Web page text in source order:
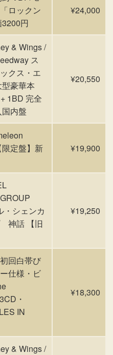
ロックン
円
¥24,000
& Wings /
ス
クス・エ
豪華本
1BD 完全
内盤
¥20,550
定盤】新
¥19,900
・シェンカ
神話 【旧
¥19,250
回白帯び
仕様・ビ
・
IN
¥18,300
& Wings /